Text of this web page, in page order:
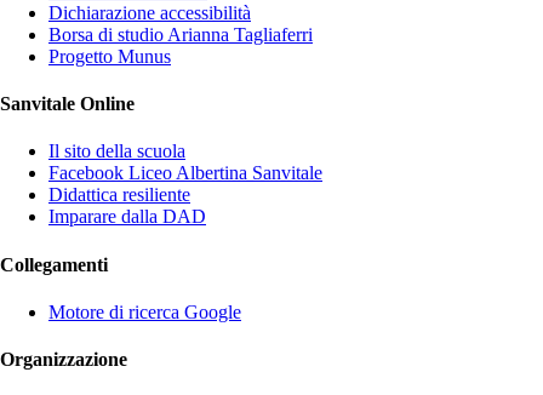
Dichiarazione accessibilità
Borsa di studio Arianna Tagliaferri
Progetto Munus
Sanvitale Online
Il sito della scuola
Facebook Liceo Albertina Sanvitale
Didattica resiliente
Imparare dalla DAD
Collegamenti
Motore di ricerca Google
Organizzazione